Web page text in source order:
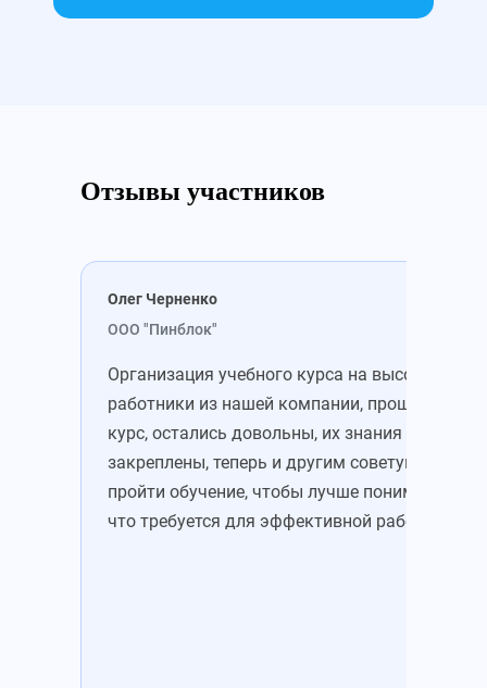
Отзывы участников
Олег Черненко
ООО "Пинблок"
Организация учебного курса на высоте. Все
работники из нашей компании, прошедшие
курс, остались довольны, их знания
закреплены, теперь и другим советую
пройти обучение, чтобы лучше понимать,
что требуется для эффективной работы.